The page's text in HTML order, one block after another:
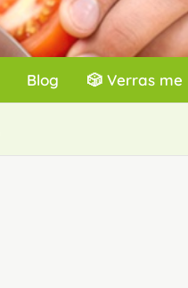
Blog 🎲 Verras me